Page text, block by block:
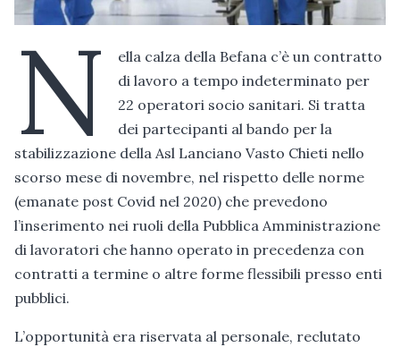
N
ella calza della Befana c’è un contratto
di lavoro a tempo indeterminato per
22 operatori socio sanitari. Si tratta
dei partecipanti al bando per la
stabilizzazione della Asl Lanciano Vasto Chieti nello
scorso mese di novembre, nel rispetto delle norme
(emanate post Covid nel 2020) che prevedono
l’inserimento nei ruoli della Pubblica Amministrazione
di lavoratori che hanno operato in precedenza con
contratti a termine o altre forme flessibili presso enti
pubblici.
L’opportunità era riservata al personale, reclutato